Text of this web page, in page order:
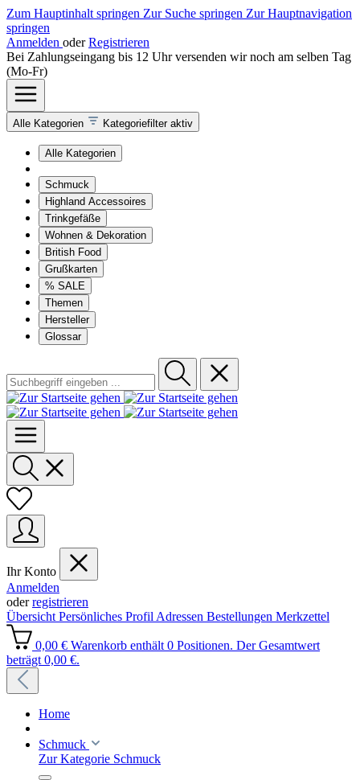
Zum Hauptinhalt springen Zur Suche springen Zur Hauptnavigation
springen
Anmelden oder Registrieren
Bei Zahlungseingang bis 12 Uhr versenden wir noch am selben Tag
(Mo-Fr)
Alle Kategorien Kategoriefilter aktiv
Alle Kategorien
Schmuck
Highland Accessoires
Trinkgefäße
Wohnen & Dekoration
British Food
Grußkarten
% SALE
Themen
Hersteller
Glossar
Ihr Konto
Anmelden
oderregistrieren
Übersicht Persönliches Profil Adressen Bestellungen Merkzettel
0,00 € Warenkorb enthält 0 Positionen. Der Gesamtwert
beträgt 0,00 €.
Home
Schmuck
Zur Kategorie Schmuck